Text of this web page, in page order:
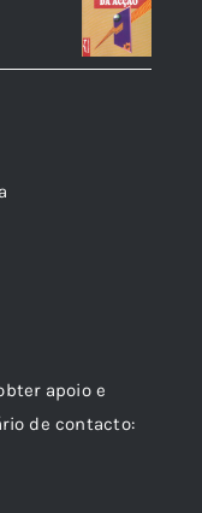
apoio e
de contacto: